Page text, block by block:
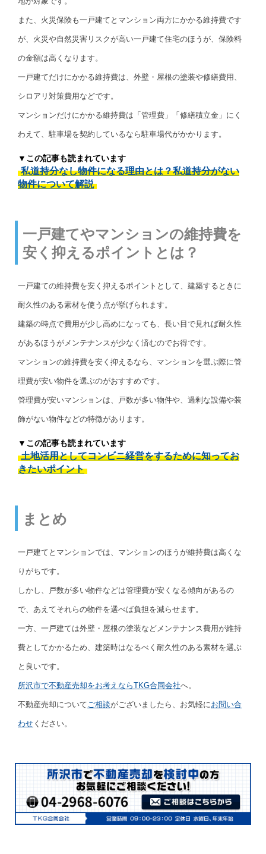
また、火災保険も一戸建てとマンション両方にかかる維持費です
が、火災や自然災害リスクが高い一戸建て住宅のほうが、保険料
の金額は高くなります。
一戸建てだけにかかる維持費は、外壁・屋根の塗装や修繕費用、
シロアリ対策費用などです。
マンションだけにかかる維持費は「管理費」「修繕積立金」にく
わえて、駐車場を契約しているなら駐車場代がかかります。
▼この記事も読まれています
私道持分なし物件になる理由とは？私道持分がない
物件について解説
一戸建てやマンションの維持費を
安く抑えるポイントとは？
一戸建ての維持費を安く抑えるポイントとして、建築するときに
耐久性のある素材を使う点が挙げられます。
建築の時点で費用が少し高めになっても、長い目で見れば耐久性
があるほうがメンテナンスが少なく済むのでお得です。
マンションの維持費を安く抑えるなら、マンションを選ぶ際に管
理費が安い物件を選ぶのがおすすめです。
管理費が安いマンションは、戸数が多い物件や、過剰な設備や装
飾がない物件などの特徴があります。
▼この記事も読まれています
土地活用としてコンビニ経営をするために知ってお
きたいポイント
まとめ
一戸建てとマンションでは、マンションのほうが維持費は高くな
りがちです。
しかし、戸数が多い物件などは管理費が安くなる傾向があるの
で、あえてそれらの物件を選べば負担を減らせます。
一方、一戸建ては外壁・屋根の塗装などメンテナンス費用が維持
費としてかかるため、建築時はなるべく耐久性のある素材を選ぶ
と良いです。
所沢市で不動産売却をお考えならTKG合同会社へ。
不動産売却についてご相談がございましたら、お気軽にお問い合
わせ ください。